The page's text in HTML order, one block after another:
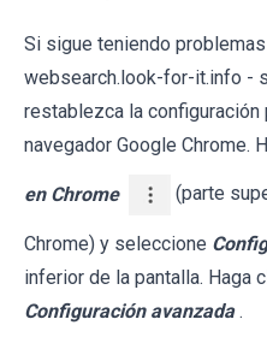
Si sigue teniendo
websearch.look-for-it.info -
restablezca la configuración
navegador Google Chrome.
en Chrome (parte
Chrome) y seleccione
inferior de la pantalla. Haga
Configuración avanzada .